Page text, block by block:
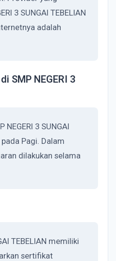
3 SUNGAI TEBELIAN
adalah
SMP NEGERI 3
NEGERI 3 SUNGAI
Pagi. Dalam
dilakukan selama
TEBELIAN memiliki
sertifikat